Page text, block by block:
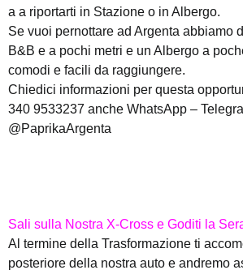
a a riportarti in Stazione o in Albergo.
Se vuoi pernottare ad Argenta abbiamo
B&B e a pochi metri e un Albergo a
comodi e facili da raggiungere.
Chiedici informazioni per questa
340 9533237 anche WhatsApp –
@PaprikaArgenta
Sali sulla Nostra X-Cross e Goditi la
Al termine della Trasformazione ti
posteriore della nostra auto e andremo